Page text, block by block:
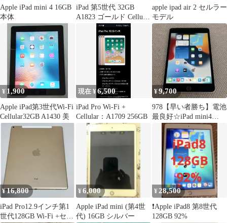
Apple iPad mini 4 16GB
本体
iPad 第5世代 32GB
A1823 ゴールド Cellular
初期化済み
apple ipad air 2 セルラー
モデル
¥ 1,900
Apple iPad第3世代Wi-Fi
Cellular32GB A1430 美
現在 ¥6,500
iPad Pro Wi-Fi +
Cellular：A1709 256GB
¥9,700
978【早い者勝ち】電池
最良好☆iPad mini4
128GB ソフトバンク☆
¥16,800
iPad Pro12.9インチ第1
世代128GB Wi-Fi +セル
¥6,000
Apple iPad mini (第4世
代) 16GB シルバー
¥ 28,500
❗️Apple iPad8 第8世代
128GB 92%